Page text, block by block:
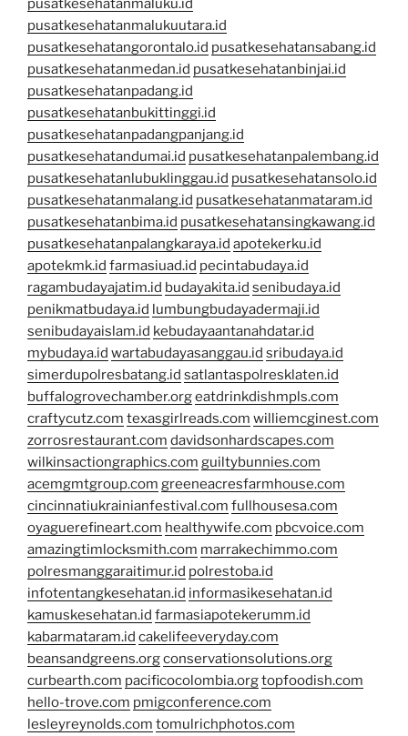
pusatkesehatanmaluku.id
pusatkesehatanmalukuutara.id
pusatkesehatangorontalo.id pusatkesehatansabang.id
pusatkesehatanmedan.id pusatkesehatanbinjai.id
pusatkesehatanpadang.id
pusatkesehatanbukittinggi.id
pusatkesehatanpadangpanjang.id
pusatkesehatandumai.id pusatkesehatanpalembang.id
pusatkesehatanlubuklinggau.id pusatkesehatansolo.id
pusatkesehatanmalang.id pusatkesehatanmataram.id
pusatkesehatanbima.id pusatkesehatansingkawang.id
pusatkesehatanpalangkaraya.id apotekerku.id
apotekmk.id farmasiuad.id pecintabudaya.id
ragambudayajatim.id budayakita.id senibudaya.id
penikmatbudaya.id lumbungbudayadermaji.id
senibudayaislam.id kebudayaantanahdatar.id
mybudaya.id wartabudayasanggau.id sribudaya.id
simerdupolresbatang.id satlantaspolresklaten.id
buffalogrovechamber.orgeatdrinkdishmpls.com
craftycutz.com texasgirlreads.com williemcginest.com
zorrosrestaurant.com davidsonhardscapes.com
wilkinsactiongraphics.com guiltybunnies.com
acemgmtgroup.com greeneacresfarmhouse.com
cincinnatiukrainianfestival.com fullhousesa.com
oyaguerefineart.com healthywife.com pbcvoice.com
amazingtimlocksmith.com marrakechimmo.com
polresmanggaraitimur.id polrestoba.id
infotentangkesehatan.id informasikesehatan.id
kamuskesehatan.id farmasiapotekerumm.id
kabarmataram.id cakelifeeveryday.com
beansandgreens.orgconservationsolutions.org
curbearth.com pacificocolombia.orgtopfoodish.com
hello-trove.com pmigconference.com
lesleyreynolds.com tomulrichphotos.com